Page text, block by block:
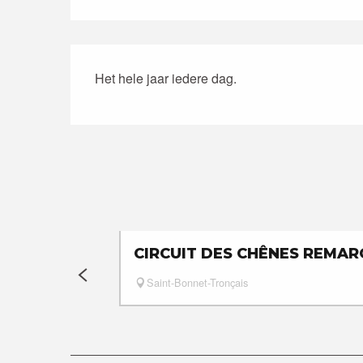
Het hele jaar iedere dag.
CIRCUIT DES CHÊNES
Saint-Bonnet-Tronçais